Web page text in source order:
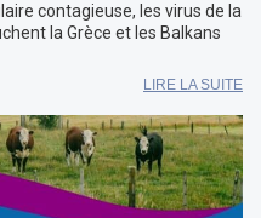
contagieuse, les virus de la
la Grèce et les Balkans
LIRE LA SUITE